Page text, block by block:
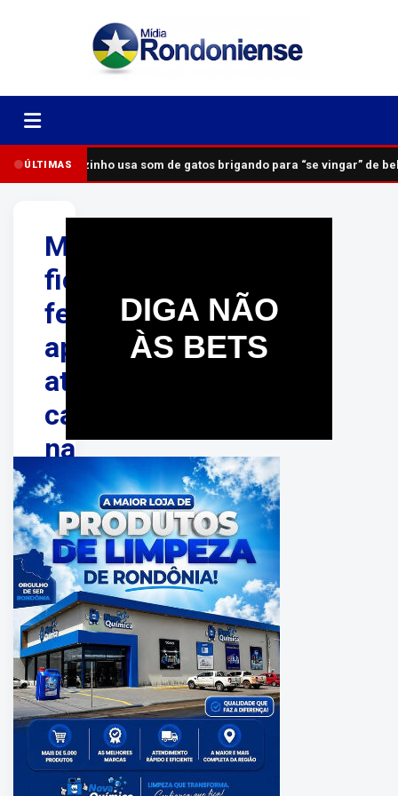
ÚLTIMASVizinho usa som de gatos brigando para “se vingar” de
Motociclista
fica
ferido
após
atropelar
cachorro
na
Avenida
Imigrantes,
em
Porto
Velho
PUBLICADO
EM:
junho
11,
2026
DIGA NÃO
ÀS BETS